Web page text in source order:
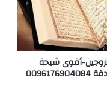
أقوى شيخة